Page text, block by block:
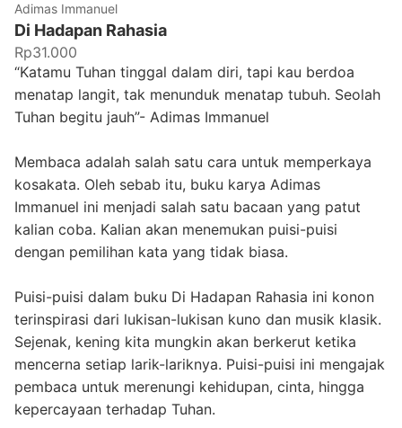
Adimas Immanuel
Di Hadapan Rahasia
Rp31.000
“Katamu Tuhan tinggal dalam diri, tapi kau berdoa
menatap langit, tak menunduk menatap tubuh. Seolah
Tuhan begitu jauh”- Adimas Immanuel
Membaca adalah salah satu cara untuk memperkaya
kosakata. Oleh sebab itu, buku karya Adimas
Immanuel ini menjadi salah satu bacaan yang patut
kalian coba. Kalian akan menemukan puisi-puisi
dengan pemilihan kata yang tidak biasa.
Puisi-puisi dalam buku Di Hadapan Rahasia ini konon
terinspirasi dari lukisan-lukisan kuno dan musik klasik.
Sejenak, kening kita mungkin akan berkerut ketika
mencerna setiap larik-lariknya. Puisi-puisi ini mengajak
pembaca untuk merenungi kehidupan, cinta, hingga
kepercayaan terhadap Tuhan.